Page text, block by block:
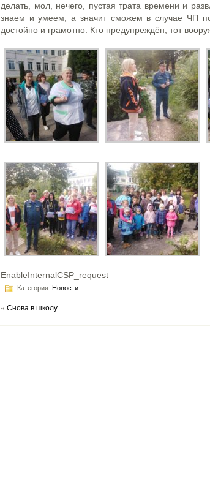
делать, мол, нечего, пустая трата времени и
знаем и умеем, а значит сможем в случае ЧП
достойно и грамотно. Кто предупреждён, тот
EnableInternalCSP_request
Категория: Новости
« Снова в школу